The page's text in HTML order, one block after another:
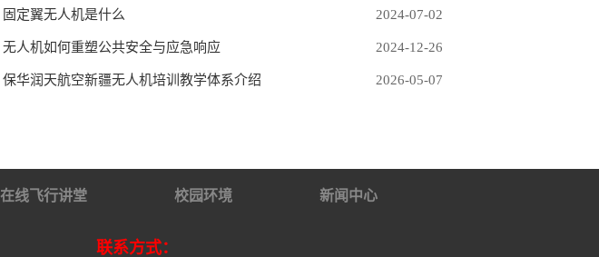
2024-07-02
固定翼无人机是什么
2024-12-26
无人机如何重塑公共安全与应急响应
2026-05-07
保华润天航空新疆无人机培训教学体系介绍
在线飞行讲堂 校园环境 新闻中心
联系方式：